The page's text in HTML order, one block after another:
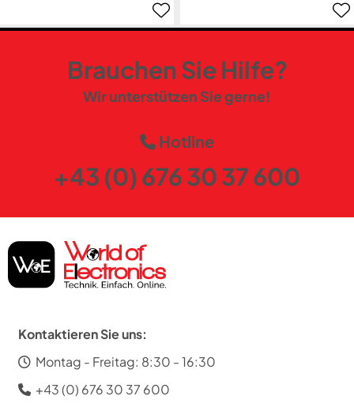
Brauchen Sie Hilfe?
Wir unterstützen Sie gerne!
Hotline
+43 (0) 676 30 37 600
Kontaktieren Sie uns:
Montag - Freitag: 8:30 - 16:30
+43 (0) 676 30 37 600